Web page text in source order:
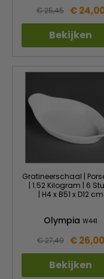
€ 25,45 €
Bekijken
Gratineerschaal |
| 1.52 Kilogram | 6
| H4 x B51 x D12 cm
OlympiaW441
€ 27,49 € 26,00
Bekijken